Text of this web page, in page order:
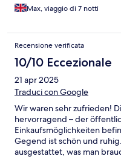
Max, viaggio di 7 notti
Recensione verificata
10/10 Eccezionale
21 apr 2025
Traduci con Google
Wir waren sehr zufrieden!
hervorragend – der
Einkaufsmöglichkeiten
Gegend ist schön und
ausgestattet, was man